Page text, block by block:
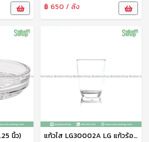
฿ 650 / ลัง
นิ้ว) แก้วใส LG30002A LG แก้วร้อน แก้วน้ำ แก้วชา แก้วตวง